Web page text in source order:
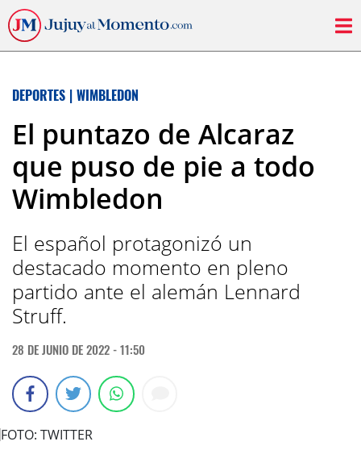
DEPORTES | WIMBLEDON
El puntazo de Alcaraz
que puso de pie a todo
Wimbledon
El español protagonizó un
destacado momento en pleno
partido ante el alemán Lennard
Struff.
28 DE JUNIO DE 2022 - 11:50